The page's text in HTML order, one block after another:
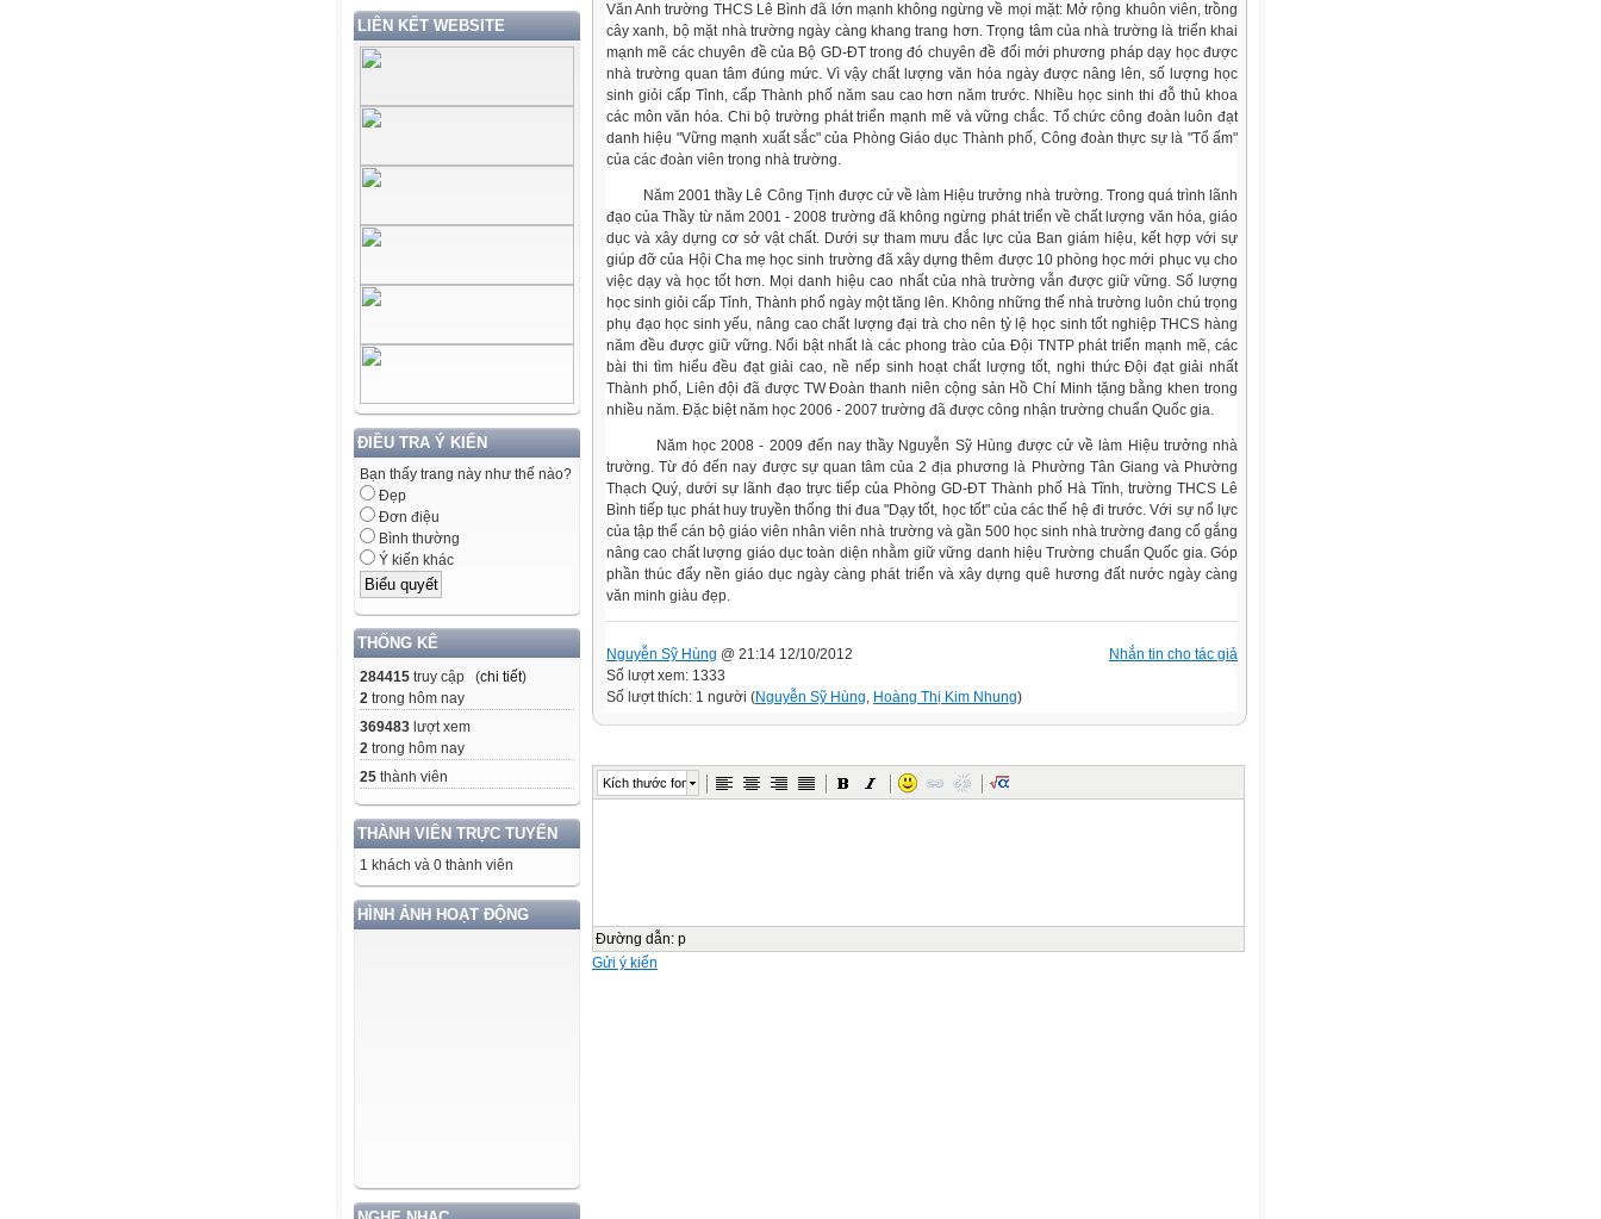
LIÊN KẾT WEBSITE
ĐIỀU TRA Ý KIẾN
Bạn thấy trang này như thế nào?
Đẹp
Đơn điệu
Bình thường
Ý kiến khác
THỐNG KÊ
284415 truy cập (chi tiết)
2 trong hôm nay
369483 lượt xem
2 trong hôm nay
25 thành viên
THÀNH VIÊN TRỰC TUYẾN
1 khách và 0 thành viên
HÌNH ẢNH HOẠT ĐỘNG
Văn Anh trường THCS Lê Bình đã lớn mạnh không ngừng về mọi mặt: Mở rộng khuôn viên, trồng
cây xanh, bộ mặt nhà trường ngày càng khang trang hơn. Trọng tâm của nhà trường là triển khai
mạnh mẽ các chuyên đề của Bộ GD-ĐT trong đó chuyên đề đổi mới phương pháp dạy học được
nhà trường quan tâm đúng mức. Vì vậy chất lượng văn hóa ngày được nâng lên, số lượng học
sinh giỏi cấp Tỉnh, cấp Thành phố năm sau cao hơn năm trước. Nhiều học sinh thi đỗ thủ khoa
các môn văn hóa. Chi bộ trường phát triển mạnh mẽ và vững chắc. Tổ chức công đoàn luôn đạt
danh hiệu "Vững mạnh xuất sắc" của Phòng Giáo dục Thành phố, Công đoàn thực sự là "Tổ ấm"
của các đoàn viên trong nhà trường.
Năm 2001 thầy Lê Công Tịnh được cử về làm Hiệu trưởng nhà trường. Trong quá trình lãnh
đạo của Thầy từ năm 2001 - 2008 trường đã không ngừng phát triển về chất lượng văn hóa, giáo
dục và xây dựng cơ sở vật chất. Dưới sự tham mưu đắc lực của Ban giám hiệu, kết hợp với sự
giúp đỡ của Hội Cha mẹ học sinh trường đã xây dựng thêm được 10 phòng học mới phục vụ cho
việc dạy và học tốt hơn. Mọi danh hiệu cao nhất của nhà trường vẫn được giữ vững. Số lượng
học sinh giỏi cấp Tỉnh, Thành phố ngày một tăng lên. Không những thế nhà trường luôn chú trọng
phụ đạo học sinh yếu, nâng cao chất lượng đại trà cho nên tỷ lệ học sinh tốt nghiệp THCS hàng
năm đều được giữ vững. Nổi bật nhất là các phong trào của Đội TNTP phát triển mạnh mẽ, các
bài thi tìm hiểu đều đạt giải cao, nề nếp sinh hoạt chất lượng tốt, nghi thức Đội đạt giải nhất
Thành phố, Liên đội đã được TW Đoàn thanh niên cộng sản Hồ Chí Minh tặng bằng khen trong
nhiều năm. Đặc biệt năm học 2006 - 2007 trường đã được công nhận trường chuẩn Quốc gia.
Năm học 2008 - 2009 đến nay thầy Nguyễn Sỹ Hùng được cử về làm Hiệu trưởng nhà
trường. Từ đó đến nay được sự quan tâm của 2 địa phương là Phường Tân Giang và Phường
Thạch Quý, dưới sự lãnh đạo trực tiếp của Phòng GD-ĐT Thành phố Hà Tĩnh, trường THCS Lê
Bình tiếp tục phát huy truyền thống thi đua "Dạy tốt, học tốt" của các thế hệ đi trước. Với sự nổ lực
của tập thể cán bộ giáo viên nhân viên nhà trường và gần 500 học sinh nhà trường đang cố gắng
nâng cao chất lượng giáo dục toàn diện nhằm giữ vững danh hiệu Trường chuẩn Quốc gia. Góp
phần thúc đẩy nền giáo dục ngày càng phát triển và xây dựng quê hương đất nước ngày càng
văn minh giàu đẹp.
Nhắn tin cho tác giả
Nguyễn Sỹ Hùng @ 21:14 12/10/2012
Số lượt xem: 1333
Số lượt thích: 1 người (Nguyễn Sỹ Hùng Hoàng Thị Kim Nhung)
Kích thước font
Đường dẫn: p
Gửi ý kiến